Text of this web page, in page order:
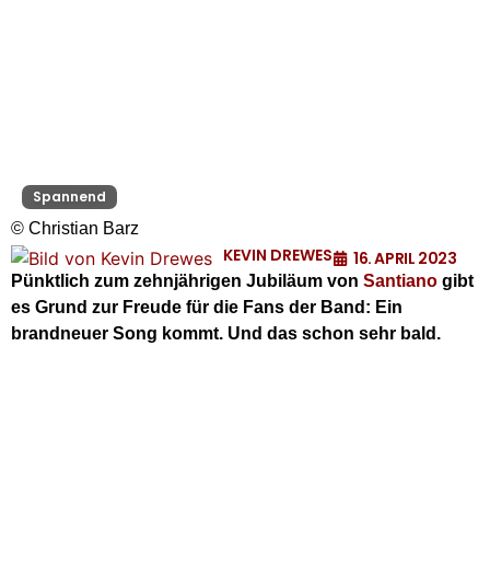
Spannend
© Christian Barz
KEVIN DREWES 16. APRIL 2023
Pünktlich zum zehnjährigen Jubiläum von Santiano gibt
es Grund zur Freude für die Fans der Band: Ein
brandneuer Song kommt. Und das schon sehr bald.